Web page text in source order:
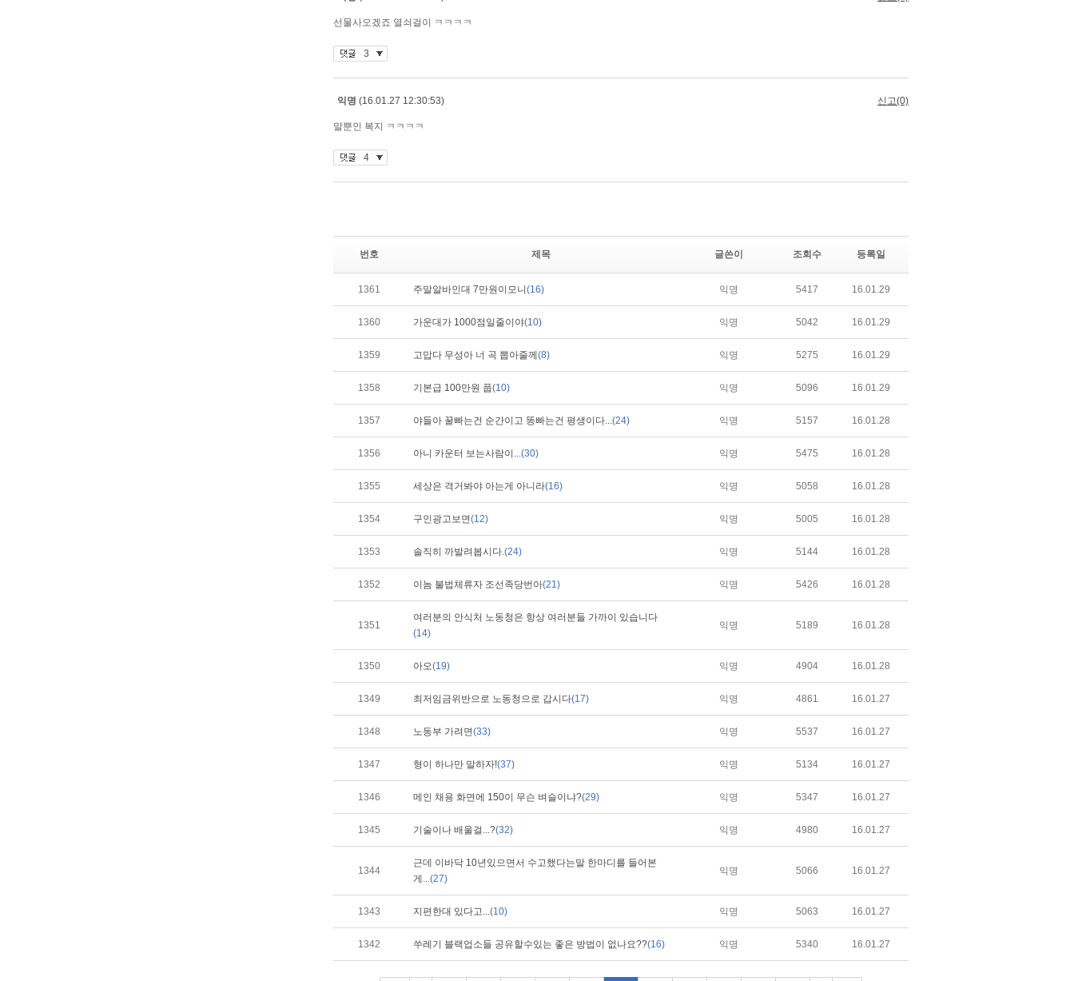
번호 제목 글쓴이 조회수 등록일
1361 주말알바인대 7만원이모니 (16) 익명 5417 16.01.29
1360 가운대가 1000점일줄이야(10) 익명 5042 16.01.29
1359 고맙다 무성아 너 곡 뽑아줄께 (8) 익명 5275 16.01.29
1358 기본급 100만원 풉(10) 익명 5096 16.01.29
1357 야들아 꿀빠는건 순간이고 똥빠는건 평생이다...(24) 익명 5157 16.01.28
1356 아니 카운터 보는사람이...(30) 익명 5475 16.01.28
1355 세상은 격거봐야 아는게 아니라(16) 익명 5058 16.01.28
1354 구인광고보면(12) 익명 5005 16.01.28
1353 솔직히 까발려봅시다.(24) 익명 5144 16.01.28
1352 이놈 불법체류자 조선족당번아(21) 익명 5426 16.01.28
1351
여러분의 안식처 노동청은 항상 여러분들 가까이 있습니다
(14)
익명 5189 16.01.28
1350 아오(19) 익명 4904 16.01.28
1349 최저임금위반으로 노동청으로 갑시다(17) 익명 4861 16.01.27
1348 노동부 가려면(33) 익명 5537 16.01.27
1347 형이 하나만 말하자!(37) 익명 5134 16.01.27
1346 메인 채용 화면에 150이 무슨 벼슬이냐?(29) 익명 5347 16.01.27
1345 기술이나 배울걸...?(32) 익명 4980 16.01.27
1344
근데 이바닥 10년있으면서 수고했다는말 한마디를 들어본
게...(27)
익명 5066 16.01.27
1343 지편한대 있다고...(10) 익명 5063 16.01.27
1342 쑤레기 블랙업소들 공유할수있는 좋은 방법이 없나요??(16) 익명 5340 16.01.27